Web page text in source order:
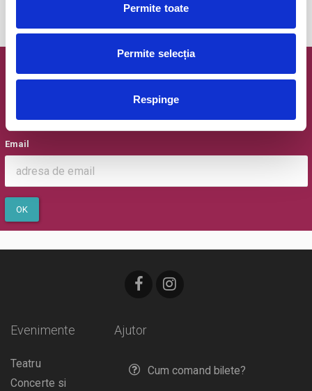
Permite toate
Permite selecția
Respinge
Newsletter @ Bilete.ro
evenimente.
Email
OK
Ajutor
Cum comand bilete?
Evenimente
Teatru
Concerte si